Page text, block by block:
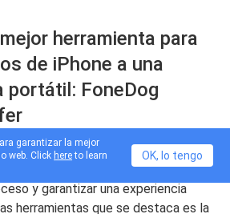
herramienta para
de iPhone a una
portátil: FoneDog
fotos de iPhone a tu
tener una herramienta dedicada
y garantizar una experiencia
herramientas que se destaca es la
garantizar la mejor
web. Click hereto learn
OK, lo tengo